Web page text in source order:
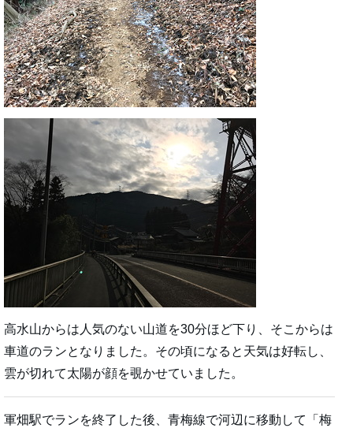
高水山からは人気のない山道を30分ほど下り、そこからは
車道のランとなりました。その頃になると天気は好転し、
雲が切れて太陽が顔を覗かせていました。
軍畑駅でランを終了した後、青梅線で河辺に移動して「梅